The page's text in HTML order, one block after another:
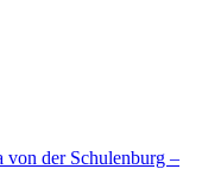
von der Schulenburg –